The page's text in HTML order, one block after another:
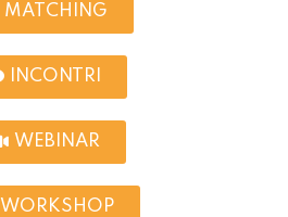
MATCHING
INCONTRI
WEBINAR
WORKSHOP